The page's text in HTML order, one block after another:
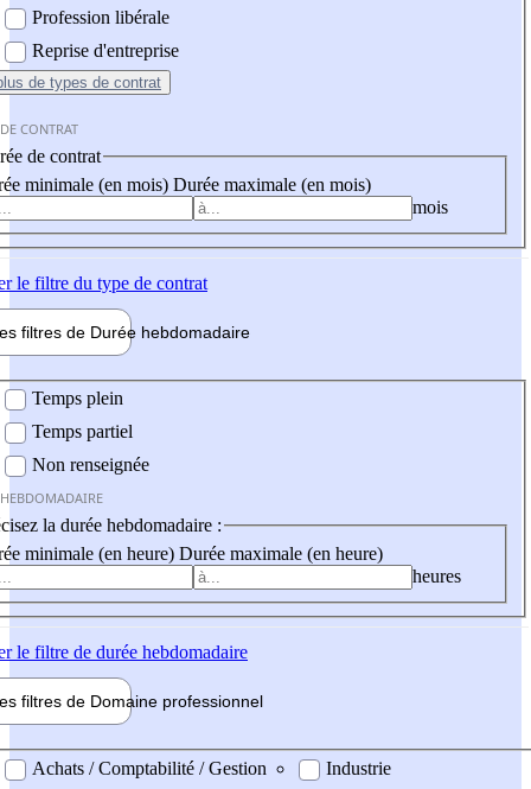
Profession libérale
Reprise d'entreprise
de types de contrat
CONTRAT
de contrat
minimale (en mois) Durée maximale (en mois)
mois
le filtre du type de contrat
filtres de Durée hebdomadaire
Temps plein
Temps partiel
Non renseignée
la durée hebdomadaire :
minimale (en heure) Durée maximale (en heure)
heures
le filtre de durée hebdomadaire
filtres de Domaine professionnel
professionel
Achats / Comptabilité / Gestion
Industrie